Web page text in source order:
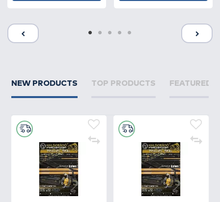
NEW PRODUCTS TOP PRODUCTS FEATURED